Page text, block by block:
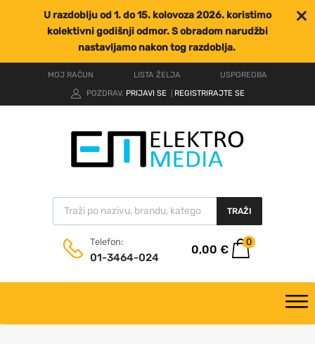
U razdoblju od 1. do 15. kolovoza 2026. koristimo
kolektivni godišnji odmor. S obradom narudžbi
nastavljamo nakon tog razdoblja.
MOJ RAČUN LISTA ŽELJA
USPOREDBA
POZDRAV. PRIJAVI SE REGISTRIRAJTE SE
TRAŽI
Telefon:
01-3464-024
0,00 €
0